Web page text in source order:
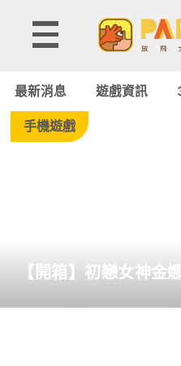
Tag:
-
遊
戲
最新消息 遊戲資訊
手機遊戲
【開箱】初戀女神